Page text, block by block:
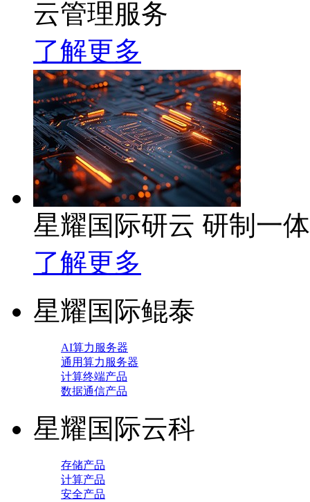
云管理服务
了解更多
星耀国际研云 研制一
了解更多
星耀国际鲲泰
AI算力服务器
通用算力服务器
计算终端产品
数据通信产品
星耀国际云科
存储产品
计算产品
安全产品